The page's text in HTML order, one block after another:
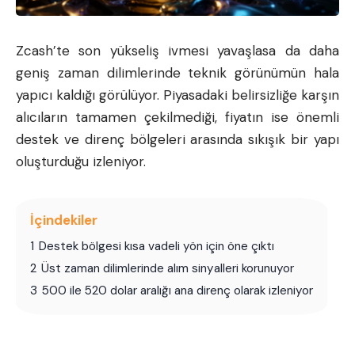
Zcash’te son yükseliş ivmesi yavaşlasa da daha
geniş zaman dilimlerinde teknik görünümün hala
yapıcı kaldığı görülüyor. Piyasadaki belirsizliğe karşın
alıcıların tamamen çekilmediği, fiyatın ise önemli
destek ve direnç bölgeleri arasında sıkışık bir yapı
oluşturduğu izleniyor.
İçindekiler
1 Destek bölgesi kısa vadeli yön için öne çıktı
2 Üst zaman dilimlerinde alım sinyalleri korunuyor
3 500 ile 520 dolar aralığı ana direnç olarak izleniyor